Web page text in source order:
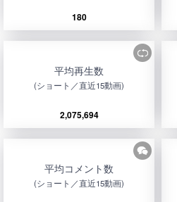
180
平均再生数
(ショート／直近15動画)
2,075,694
平均コメント数
(ショート／直近15動画)